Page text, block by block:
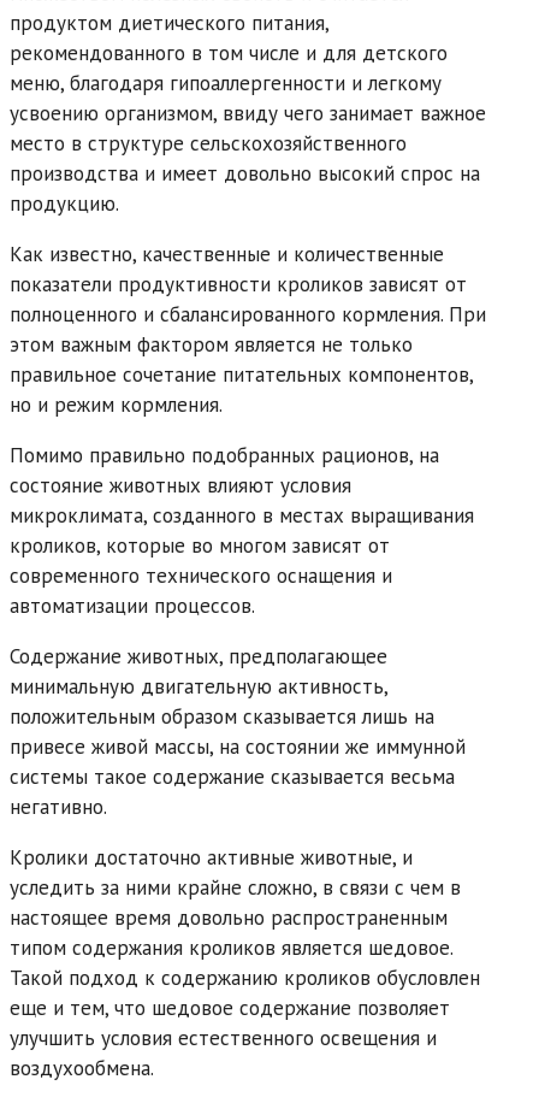
продуктом диетического питания,
рекомендованного в том числе и для детского
меню, благодаря гипоаллергенности и легкому
усвоению организмом, ввиду чего занимает важное
место в структуре сельскохозяйственного
производства и имеет довольно высокий спрос на
продукцию.
Как известно, качественные и количественные
показатели продуктивности кроликов зависят от
полноценного и сбалансированного кормления. При
этом важным фактором является не только
правильное сочетание питательных компонентов,
но и режим кормления.
Помимо правильно подобранных рационов, на
состояние животных влияют условия
микроклимата, созданного в местах выращивания
кроликов, которые во многом зависят от
современного технического оснащения и
автоматизации процессов.
Содержание животных, предполагающее
минимальную двигательную активность,
положительным образом сказывается лишь на
привесе живой массы, на состоянии же иммунной
системы такое содержание сказывается весьма
негативно.
Кролики достаточно активные животные, и
уследить за ними крайне сложно, в связи с чем в
настоящее время довольно распространенным
типом содержания кроликов является шедовое.
Такой подход к содержанию кроликов обусловлен
еще и тем, что шедовое содержание позволяет
улучшить условия естественного освещения и
воздухообмена.